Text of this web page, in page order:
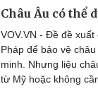
Châu Âu có thể
VOV.VN - Đề đề xuất
Pháp để bảo vệ
minh. Nhưng liệu
từ Mỹ hoặc không